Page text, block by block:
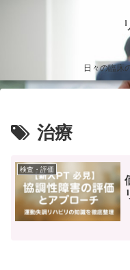
日々の臨床
治療
検査・評価